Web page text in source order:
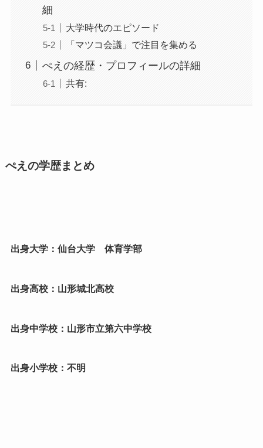
細
大学時代のエピソード
「マツコ会議」で注目を集める
ぺえの経歴・プロフィールの詳細
共有:
ぺえの学歴まとめ
出身大学：仙台大学 体育学部
出身高校：山形城北高校
出身中学校：山形市立第六中学校
出身小学校：不明